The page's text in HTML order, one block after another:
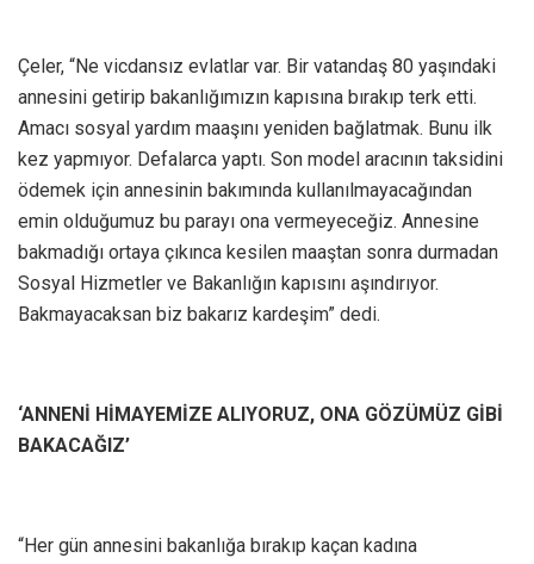
Çeler, “Ne vicdansız evlatlar var. Bir vatandaş 80 yaşındaki
annesini getirip bakanlığımızın kapısına bırakıp terk etti.
Amacı sosyal yardım maaşını yeniden bağlatmak. Bunu ilk
kez yapmıyor. Defalarca yaptı. Son model aracının taksidini
ödemek için annesinin bakımında kullanılmayacağından
emin olduğumuz bu parayı ona vermeyeceğiz. Annesine
bakmadığı ortaya çıkınca kesilen maaştan sonra durmadan
Sosyal Hizmetler ve Bakanlığın kapısını aşındırıyor.
Bakmayacaksan biz bakarız kardeşim” dedi.
‘ANNENİ HİMAYEMİZE ALIYORUZ, ONA GÖZÜMÜZ GİBİ
BAKACAĞIZ’
“Her gün annesini bakanlığa bırakıp kaçan kadına